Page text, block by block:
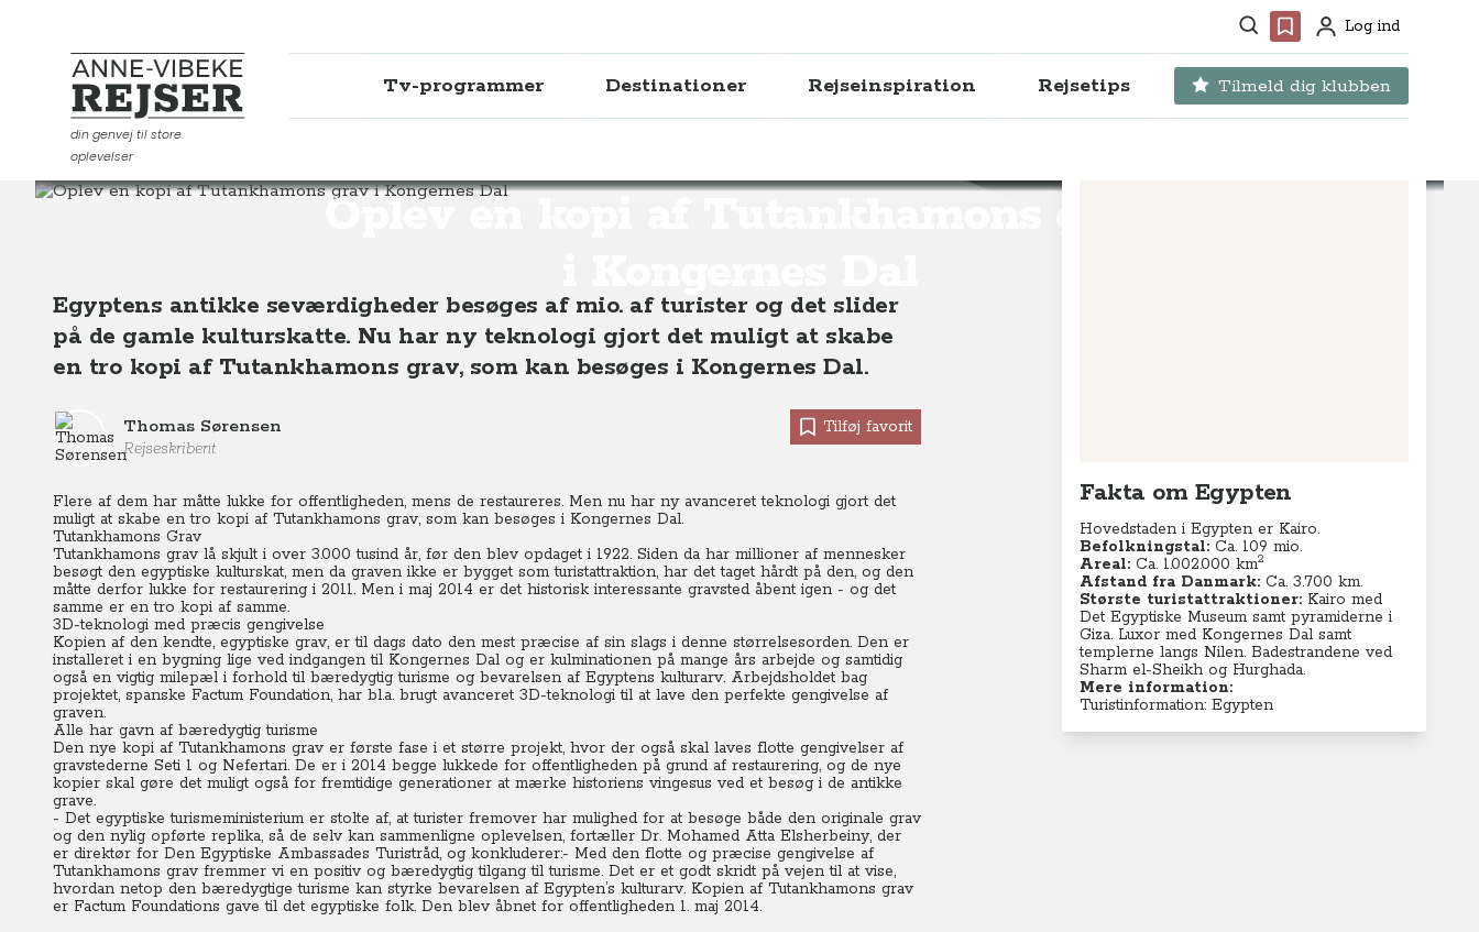
Søg Favoritter
ProfilLog ind
Anne-Vibeke Rejser
din genvej til store
oplevelser
Tv-programmer Destinationer Rejseinspiration Rejsetips Tilmeld dig klubben
Oplev en kopi af Tutankhamons grav
Destinationer
Egyptens antikke seværdigheder besøges af mio. af turister og det slider
på de gamle kulturskatte. Nu har ny teknologi gjort det muligt at skabe
en tro kopi af Tutankhamons grav, som kan besøges i Kongernes Dal.
Thomas Sørensen
Rejseskribent
Tilføj favorit
Flere af dem har måtte lukke for offentligheden, mens de restaureres. Men nu har ny avanceret teknologi gjort det
muligt at skabe en tro kopi af Tutankhamons grav, som kan besøges i Kongernes Dal.
Tutankhamons Grav
Tutankhamons grav lå skjult i over 3.000 tusind år, før den blev opdaget i 1922. Siden da har millioner af mennesker
besøgt den egyptiske kulturskat, men da graven ikke er bygget som turistattraktion, har det taget hårdt på den, og den
måtte derfor lukke for restaurering i 2011. Men i maj 2014 er det historisk interessante gravsted åbent igen - og det
samme er en tro kopi af samme.
3D-teknologi med præcis gengivelse
Kopien af den kendte, egyptiske grav, er til dags dato den mest præcise af sin slags i denne størrelsesorden. Den er
installeret i en bygning lige ved indgangen til Kongernes Dal og er kulminationen på mange års arbejde og samtidig
også en vigtig milepæl i forhold til bæredygtig turisme og bevarelsen af Egyptens kulturarv. Arbejdsholdet bag
projektet, spanske Factum Foundation, har bl.a. brugt avanceret 3D-teknologi til at lave den perfekte gengivelse af
graven.
Alle har gavn af bæredygtig turisme
Den nye kopi af Tutankhamons grav er første fase i et større projekt, hvor der også skal laves flotte gengivelser af
gravstederne Seti 1 og Nefertari. De er i 2014 begge lukkede for offentligheden på grund af restaurering, og de nye
kopier skal gøre det muligt også for fremtidige generationer at mærke historiens vingesus ved et besøg i de antikke
grave.
- Det egyptiske turismeministerium er stolte af, at turister fremover har mulighed for at besøge både den originale grav
og den nylig opførte replika, så de selv kan sammenligne oplevelsen, fortæller Dr. Mohamed Atta Elsherbeiny, der
er direktør for Den Egyptiske Ambassades Turistråd, og konkluderer:- Med den flotte og præcise gengivelse af
Tutankhamons grav fremmer vi en positiv og bæredygtig tilgang til turisme. Det er et godt skridt på vejen til at vise,
hvordan netop den bæredygtige turisme kan styrke bevarelsen af Egypten’s kulturarv. Kopien af Tutankhamons grav
er Factum Foundations gave til det egyptiske folk. Den blev åbnet for offentligheden 1. maj 2014.
Fakta om Egypten
Hovedstaden i Egypten er Kairo.
Befolkningstal: Ca. 109 mio.
Areal: Ca. 1.002.000km2
Afstand fra Danmark: Ca. 3.700 km.
Største turistattraktioner: Kairo med
Det Egyptiske Museum samt pyramiderne i
Giza. Luxor med Kongernes Dal samt
templerne langs Nilen. Badestrandene ved
Sharm el-Sheikh og Hurghada.
Mere information:
Turistinformation: Egypten